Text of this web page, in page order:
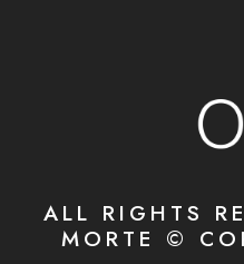
ALL RIGHTS
MORTE ©